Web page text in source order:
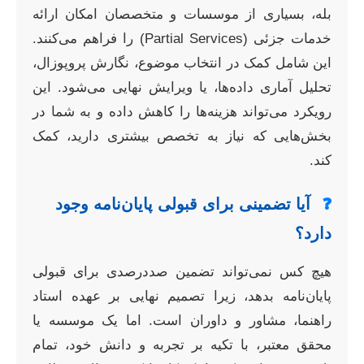
بله، بسیاری از موسسات و متخصصان امکان ارائه
خدمات جزئی (Partial Services) را فراهم می‌کنند.
این شامل کمک در انتخاب موضوع، نگارش پروپوزال،
تحلیل آماری داده‌ها، یا ویرایش نهایی می‌شود. این
رویکرد می‌تواند هزینه‌ها را کاهش داده و به شما در
بخش‌هایی که نیاز به تخصص بیشتری دارید، کمک
کند.
❓
آیا تضمینی برای قبولی پایان‌نامه وجود
دارد؟
هیچ کس نمی‌تواند تضمین صددرصدی برای قبولی
پایان‌نامه بدهد، زیرا تصمیم نهایی بر عهده استاد
راهنما، مشاور و داوران است. اما یک موسسه یا
محقق معتبر، با تکیه بر تجربه و دانش خود، تمام